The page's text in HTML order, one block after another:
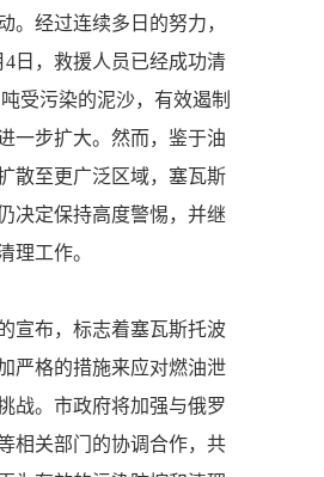
。经过连续多日的努力，
4日，救援人员已经成功清
受污染的泥沙，有效遏制
一步扩大。然而，鉴于油
散至更广泛区域，塞瓦斯
决定保持高度警惕，并继
理工作。
宣布，标志着塞瓦斯托波
严格的措施来应对燃油泄
战。市政府将加强与俄罗
相关部门的协调合作，共